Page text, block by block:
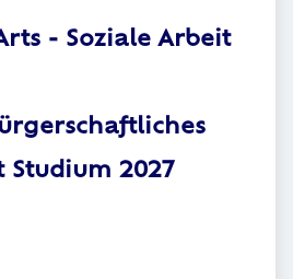
- Soziale Arbeit
Studium 2027